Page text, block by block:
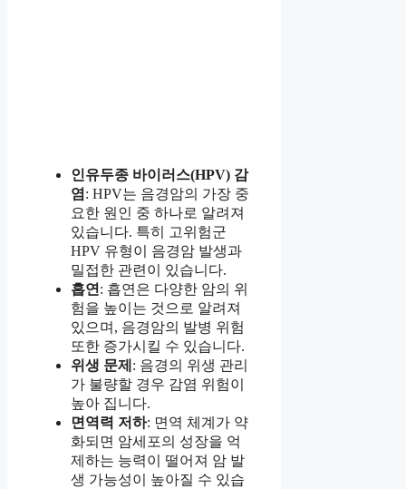
인유두종 바이러스(HPV) 감
염 : HPV는 음경암의 가장 중
요한 원인 중 하나로 알려져
있습니다. 특히 고위험군
HPV 유형이 음경암 발생과
밀접한 관련이 있습니다.
흡연 : 흡연은 다양한 암의 위
험을 높이는 것으로 알려져
있으며, 음경암의 발병 위험
또한 증가시킬 수 있습니다.
위생 문제 : 음경의 위생 관리
가 불량할 경우 감염 위험이
높아 집니다.
면역력 저하: 면역 체계가 약
화되면 암세포의 성장을 억
제하는 능력이 떨어져 암 발
생 가능성이 높아질 수 있습